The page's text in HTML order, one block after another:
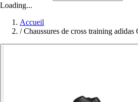
Loading...
Accueil
/ Chaussures de cross training adidas